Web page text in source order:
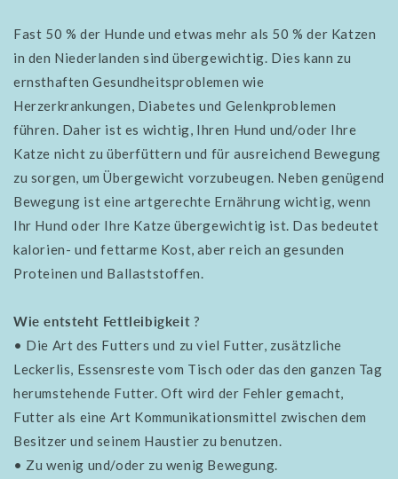
Fast 50 % der Hunde und etwas mehr als 50 % der Katzen
in den Niederlanden sind übergewichtig. Dies kann zu
ernsthaften Gesundheitsproblemen wie
Herzerkrankungen, Diabetes und Gelenkproblemen
führen. Daher ist es wichtig, Ihren Hund und/oder Ihre
Katze nicht zu überfüttern und für ausreichend Bewegung
zu sorgen, um Übergewicht vorzubeugen. Neben genügend
Bewegung ist eine artgerechte Ernährung wichtig, wenn
Ihr Hund oder Ihre Katze übergewichtig ist. Das bedeutet
kalorien- und fettarme Kost, aber reich an gesunden
Proteinen und Ballaststoffen.
Wie entsteht Fettleibigkeit ?
• Die Art des Futters und zu viel Futter, zusätzliche
Leckerlis, Essensreste vom Tisch oder das den ganzen Tag
herumstehende Futter. Oft wird der Fehler gemacht,
Futter als eine Art Kommunikationsmittel zwischen dem
Besitzer und seinem Haustier zu benutzen.
• Zu wenig und/oder zu wenig Bewegung.